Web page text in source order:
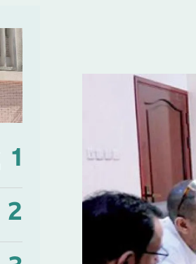
1
2